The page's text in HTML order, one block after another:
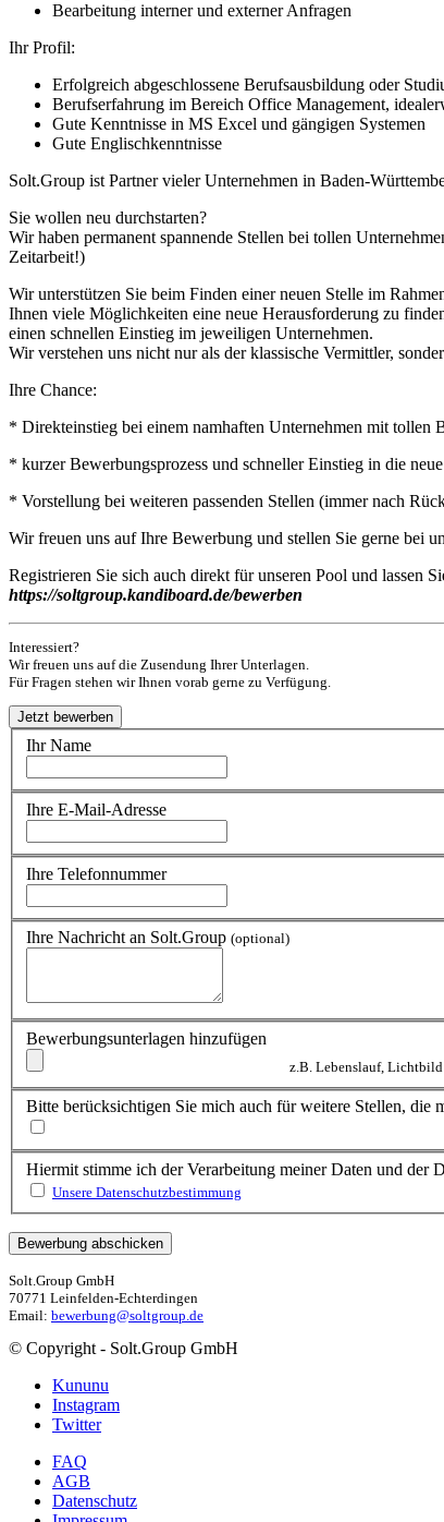
Bearbeitung interner und externer Anfragen
Ihr Profil:
Erfolgreich abgeschlossene Berufsausbildung oder
Berufserfahrung im Bereich Office Management,
Gute Kenntnisse in MS Excel und gängigen Systemen
Gute Englischkenntnisse
Solt.Group ist Partner vieler Unternehmen in Baden-
Sie wollen neu durchstarten?
Wir haben permanent spannende Stellen bei tollen
Zeitarbeit!)
Wir unterstützen Sie beim Finden einer neuen Stelle im
Ihnen viele Möglichkeiten eine neue Herausforderung zu
einen schnellen Einstieg im jeweiligen Unternehmen.
Wir verstehen uns nicht nur als der klassische Vermittler,
Ihre Chance:
* Direkteinstieg bei einem namhaften Unternehmen mit
* kurzer Bewerbungsprozess und schneller Einstieg in die
* Vorstellung bei weiteren passenden Stellen (immer nach
Wir freuen uns auf Ihre Bewerbung und stellen Sie gerne bei
Registrieren Sie sich auch direkt für unseren Pool und lassen
https://soltgroup.kandiboard.de/bewerben
Interessiert?
Wir freuen uns auf die Zusendung Ihrer Unterlagen.
Für Fragen stehen wir Ihnen vorab gerne zu Verfügung.
Ihr Name
Ihre E-Mail-Adresse
Ihre Telefonnummer
Ihre Nachricht an Solt.Group (optional)
Bewerbungsunterlagen hinzufügen
z.B. Lebenslauf, Lichtbild
Bitte berücksichtigen Sie mich auch für weitere Stellen, die
Hiermit stimme ich der Verarbeitung meiner Daten und der
Unsere Datenschutzbestimmung
Solt.Group GmbH
70771 Leinfelden-Echterdingen
Email: bewerbung@soltgroup.de
© Copyright - Solt.Group GmbH
Kununu
Instagram
Twitter
FAQ
AGB
Datenschutz